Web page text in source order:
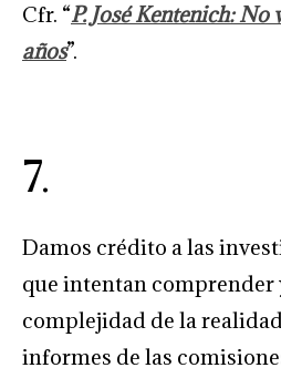
Cfr. “P. José Kentenich: No
años”.
7.
Damos crédito a las
que intentan comprender
complejidad de la
informes de las